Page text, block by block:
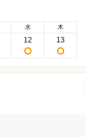
水
12
木
13